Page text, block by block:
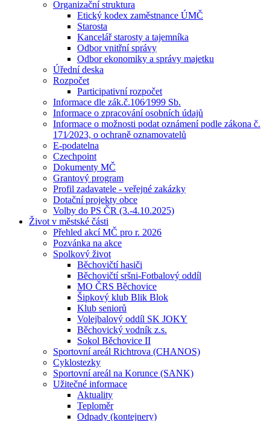
Organizační struktura
Etický kodex zaměstnance ÚMČ
Starosta
Kancelář starosty a tajemníka
Odbor vnitřní správy
Odbor ekonomiky a správy majetku
Úřední deska
Rozpočet
Participativní rozpočet
Informace dle zák.č.106⁄1999 Sb.
Informace o zpracování osobních údajů
Informace o možnosti podat oznámení podle zákona č.
171⁄2023, o ochraně oznamovatelů
E-podatelna
Czechpoint
Dokumenty MČ
Grantový program
Profil zadavatele - veřejné zakázky
Dotační projekty obce
Volby do PS ČR (3.-4.10.2025)
Život v městské části
Přehled akcí MČ pro r. 2026
Pozvánka na akce
Spolkový život
Běchovičtí hasiči
Běchovičtí sršni-Fotbalový oddíl
MO ČRS Běchovice
Šipkový klub Blik Blok
Klub seniorů
Volejbalový oddíl SK JOKY
Běchovický vodník z.s.
Sokol Běchovice II
Sportovní areál Richtrova (CHANOS)
Cyklostezky
Sportovní areál na Korunce (SANK)
Užitečné informace
Aktuality
Teploměr
Odpady (kontejnery)